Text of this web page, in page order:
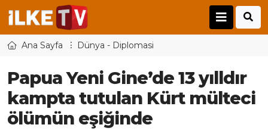
Ana Sayfa Dünya - Diplomasi
Papua Yeni Gine’de 13 yılldır
kampta tutulan Kürt mülteci
ölümün eşiğinde